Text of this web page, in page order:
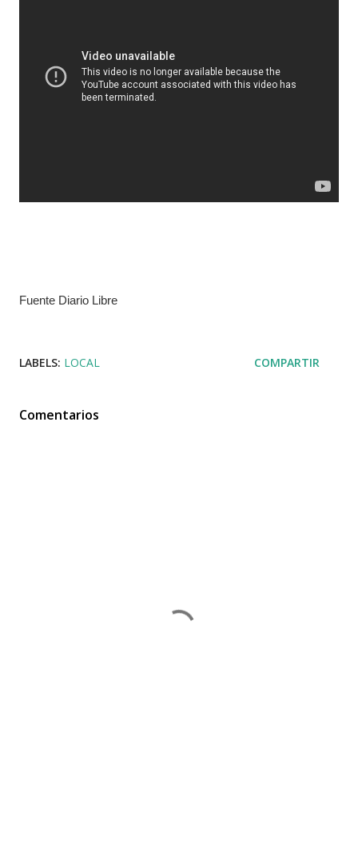
Fuente Diario Libre
LABELS: LOCAL COMPARTIR
Comentarios